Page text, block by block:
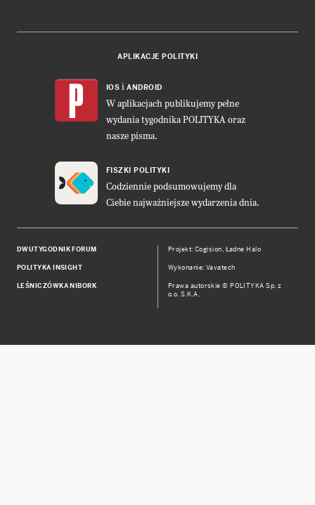
APLIKACJE POLITYKI
IOS i ANDROID
W aplikacjach publikujemy pełne
wydania tygodnika POLITYKA oraz
nasze pisma.
FISZKI POLITYKI
Codziennie podsumowujemy dla
Ciebie najważniejsze wydarzenia dnia.
DWUTYGODNIK FORUM
POLITYKA INSIGHT
LEŚNICZÓWKA NIBORK
Projekt:Cogision, Ładne Halo
Wykonanie: Vavatech
Prawa autorskie © POLITYKA Sp. z
o.o. S.K.A.